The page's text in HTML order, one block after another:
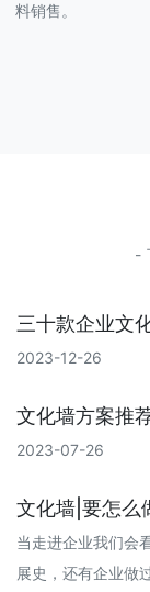
料销售。
-
三十款企业文
2023-12-26
文化墙方案推
2023-07-26
文化墙|要怎么
当走进企业我们会
展史，还有企业做